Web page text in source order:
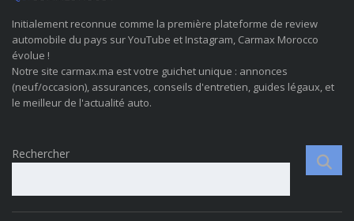
Initialement reconnue comme la première plateforme de review
automobile du pays sur YouTube et Instagram, Carmax Morocco
évolue !
Notre site carmax.ma est votre guichet unique : annonces
(neuf/occasion), assurances, conseils d'entretien, guides légaux, et
le meilleur de l'actualité auto.
Rechercher